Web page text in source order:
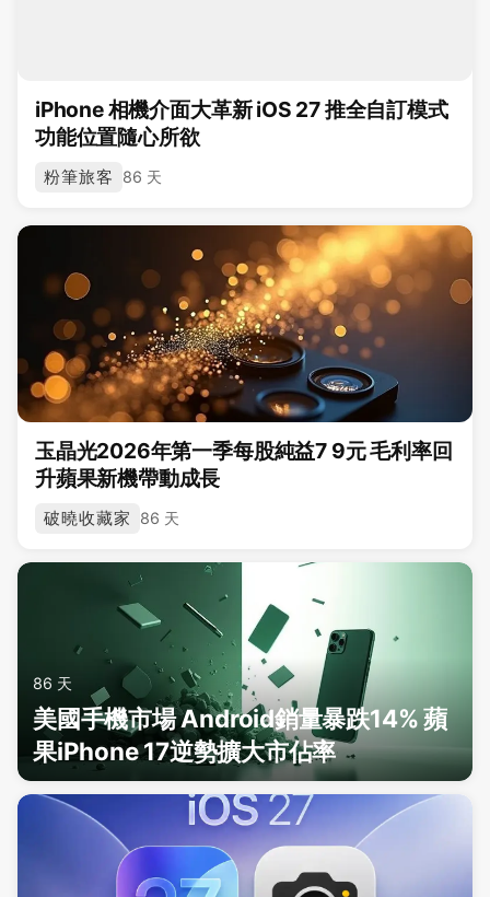
iPhone 相機介面大革新 iOS 27 推全自訂模式
功能位置隨心所欲
粉筆旅客 86 天
玉晶光2026年第一季每股純益7 9元 毛利率回
升蘋果新機帶動成長
破曉收藏家 86 天
86 天
美國手機市場 Android銷量暴跌14% 蘋
果iPhone 17逆勢擴大市佔率